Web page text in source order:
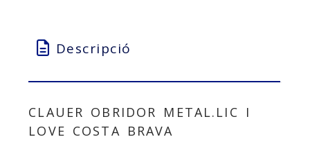
Descripció
CLAUER OBRIDOR METAL.LIC I
LOVE COSTA BRAVA